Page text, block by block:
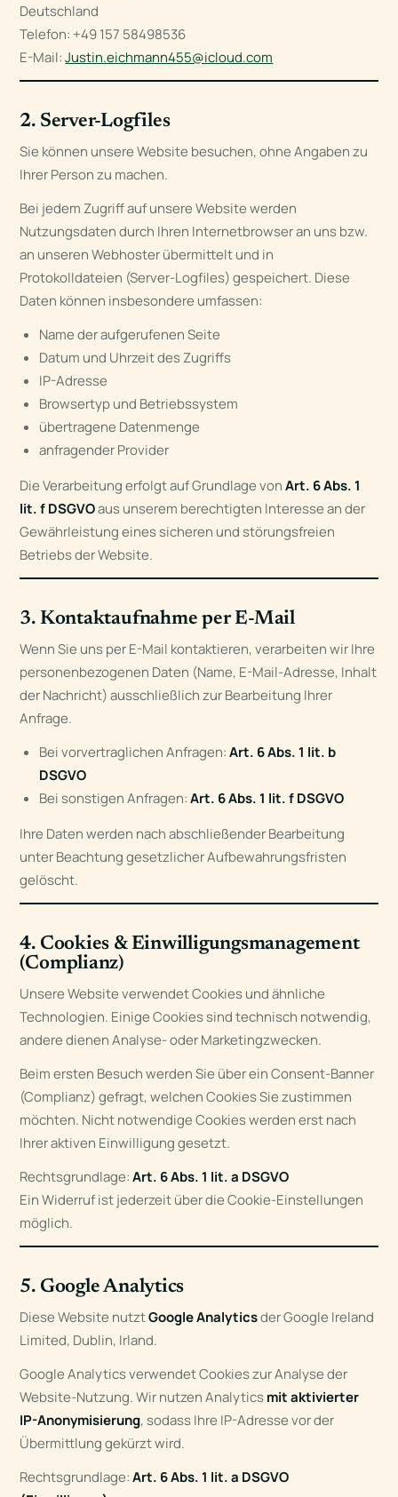
Deutschland
Telefon: +49 157 58498536
E-Mail:Justin.eichmann455@icloud.com
2. Server-Logfiles
Sie können unsere Website besuchen, ohne Angaben zu
Ihrer Person zu machen.
Bei jedem Zugriff auf unsere Website werden
Nutzungsdaten durch Ihren Internetbrowser an uns bzw.
an unseren Webhoster übermittelt und in
Protokolldateien (Server-Logfiles) gespeichert. Diese
Daten können insbesondere umfassen:
Name der aufgerufenen Seite
Datum und Uhrzeit des Zugriffs
IP-Adresse
Browsertyp und Betriebssystem
übertragene Datenmenge
anfragender Provider
Die Verarbeitung erfolgt auf Grundlage vonArt. 6 Abs. 1
lit. f DSGVOaus unserem berechtigten Interesse an der
Gewährleistung eines sicheren und störungsfreien
Betriebs der Website.
3. Kontaktaufnahme per E-Mail
Wenn Sie uns per E-Mail kontaktieren, verarbeiten wir Ihre
personenbezogenen Daten (Name, E-Mail-Adresse, Inhalt
der Nachricht) ausschließlich zur Bearbeitung Ihrer
Anfrage.
Bei vorvertraglichen Anfragen:Art. 6 Abs. 1 lit. b
DSGVO
Bei sonstigen Anfragen:Art. 6 Abs. 1 lit. f DSGVO
Ihre Daten werden nach abschließender Bearbeitung
unter Beachtung gesetzlicher Aufbewahrungsfristen
gelöscht.
4. Cookies & Einwilligungsmanagement
(Complianz)
Unsere Website verwendet Cookies und ähnliche
Technologien. Einige Cookies sind technisch notwendig,
andere dienen Analyse- oder Marketingzwecken.
Beim ersten Besuch werden Sie über ein Consent-Banner
(Complianz) gefragt, welchen Cookies Sie zustimmen
möchten. Nicht notwendige Cookies werden erst nach
Ihrer aktiven Einwilligung gesetzt.
Rechtsgrundlage:Art. 6 Abs. 1 lit. a DSGVO
Ein Widerruf ist jederzeit über die Cookie-Einstellungen
möglich.
5. Google Analytics
Diese Website nutztGoogle Analyticsder Google Ireland
Limited, Dublin, Irland.
Google Analytics verwendet Cookies zur Analyse der
Website-Nutzung. Wir nutzen Analyticsmit aktivierter
IP-Anonymisierung, sodass Ihre IP-Adresse vor der
Übermittlung gekürzt wird.
Rechtsgrundlage:Art. 6 Abs. 1 lit. a DSGVO